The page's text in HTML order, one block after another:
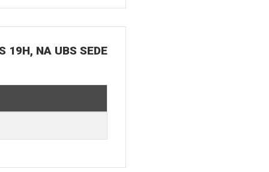
19H, NA UBS SEDE